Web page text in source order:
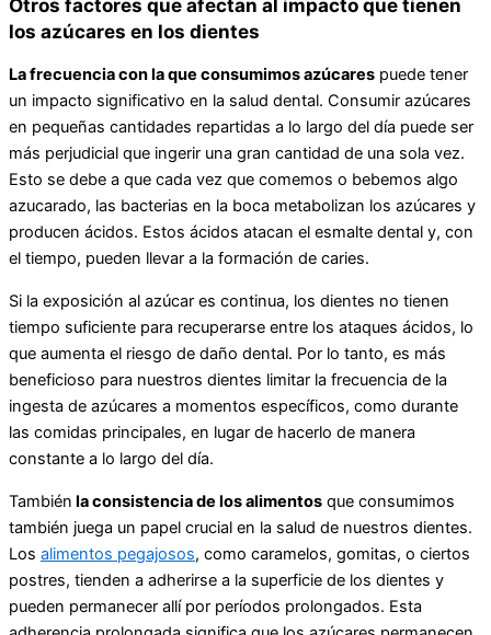
Otros factores que afectan al impacto que tienen
los azúcares en los dientes
La frecuencia con la que consumimos azúcares puede tener
un impacto significativo en la salud dental. Consumir azúcares
en pequeñas cantidades repartidas a lo largo del día puede ser
más perjudicial que ingerir una gran cantidad de una sola vez.
Esto se debe a que cada vez que comemos o bebemos algo
azucarado, las bacterias en la boca metabolizan los azúcares y
producen ácidos. Estos ácidos atacan el esmalte dental y, con
el tiempo, pueden llevar a la formación de caries.
Si la exposición al azúcar es continua, los dientes no tienen
tiempo suficiente para recuperarse entre los ataques ácidos, lo
que aumenta el riesgo de daño dental. Por lo tanto, es más
beneficioso para nuestros dientes limitar la frecuencia de la
ingesta de azúcares a momentos específicos, como durante
las comidas principales, en lugar de hacerlo de manera
constante a lo largo del día.
También la consistencia de los alimentos que consumimos
también juega un papel crucial en la salud de nuestros dientes.
Los alimentos pegajosos, como caramelos, gomitas, o ciertos
postres, tienden a adherirse a la superficie de los dientes y
pueden permanecer allí por períodos prolongados. Esta